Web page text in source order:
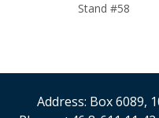
Stand #58
Address: Box 6089,